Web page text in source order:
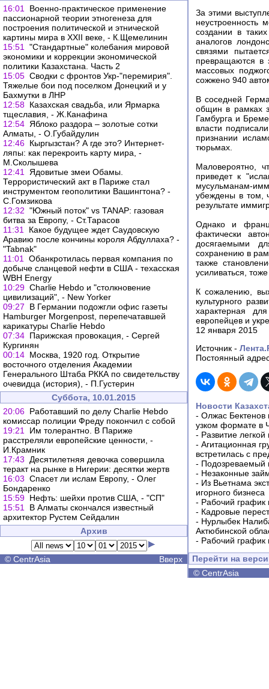
16:01
Военно-практическое применение
пассионарной теории этногенеза для
построения политической и этнической
картины мира в XXII веке, - К.Щемелинин
15:51
"Стандартные" колебания мировой
экономики и коррекции экономической
политики Казахстана. Часть 2
15:05 Сводки с фронтов Укр-"перемирия".
Тяжелые бои под поселком Донецкий и у
Бахмутки в ЛНР
12:58 Казахская свадьба, или Ярмарка
тщеславия, - Ж.Канафина
12:54 Яблоко раздора – золотые сотки
Алматы, - О.Губайдулин
12:46 Кыргызстан? А где это? Интернет-
ляпы: как перекроить карту мира, -
М.Сколышева
12:41
Ядовитые змеи Обамы.
Террористический акт в Париже стал
инструментом геополитики Вашингтона? -
С.Гомзикова
12:32 "Южный поток" vs TANAP: газовая
битва за Европу, - Ст.Тарасов
11:31
Какое будущее ждет Саудовскую
Аравию после кончины короля Абдуллаха? -
"Tabnak"
11:01
Обанкротилась первая компания по
добыче сланцевой нефти в США - техасская
WBH Energy
10:29 Charlie Hebdo и "столкновение
цивилизаций", - New Yorker
09:27
В Германии подожгли офис газеты
Hamburger Morgenpost, перепечатавшей
карикатуры Charlie Hebdo
07:34 Парижская провокация, - Сергей
Кургинян
00:14 Москва, 1920 год. Открытие
восточного отделения Академии
Генерального Штаба РККА по свидетельству
очевидца (история), - П.Густерин
Суббота, 10.01.2015
20:06 Работавший по делу Charlie Hebdo
комиссар полиции Фреду покончил с собой
19:21
Им толерантно. В Париже
расстреляли европейские ценности, -
И.Крамник
17:43
Десятилетняя девочка совершила
теракт на рынке в Нигерии: десятки жертв
16:03 Спасет ли ислам Европу, - Олег
Бондаренко
15:59 Нефть: шейхи против США, - "СП"
15:51
В Алматы скончался известный
архитектор Рустем Сейдалин
Архив
© CentrAsia Вверх
За этими
неустроенность
создании в
аналогов
связями
превращаются в
массовых
сожжено 940
В соседней
общин в рамках
Гамбурга и
власти
признании
тюрьмах.
Маловероятно,
приведет к
мусульманам-
убеждены в том,
результате
Однако и
фактически
досягаемыми
сохранению в
также
усиливаться,
К сожалению,
культурного
характерная
европейцев и
12 января 2015
Источник -
Постоянный
Новости
- Олжас Бектенов
узком формате в
- Развитие
- Агитационная
встретилась с
- Подозреваемый
- Незаконные
- Из Вьетнама
игорного бизнеса
- Рабочий график
- Кадровые
- Нурлыбек
Актюбинской
- Рабочий график
Перейти на
© CentrAsia